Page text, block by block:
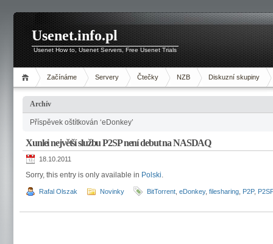
Usenet.info.pl
Usenet How to, Usenet Servers, Free Usenet Trials
Začínáme Servery Čtečky NZB Diskuzní skupiny
Archív
Příspěvek oštítkován ‘eDonkey’
Xunlei největší službu P2SP není debut na NASDAQ
18.10.2011
Sorry, this entry is only available in Polski.
Rafal Olszak Novinky BitTorrent eDonkey, filesharing P2P, P2SP